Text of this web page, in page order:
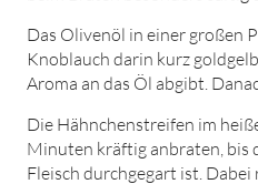
Das Olivenöl in einer großen
Knoblauch darin kurz
Aroma an das Öl abgibt.
Die Hähnchenstreifen im
Minuten kräftig anbraten, bis
Fleisch durchgegart ist.